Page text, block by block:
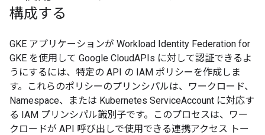
構成する
GKE アプリケーションが Workload Identity Federation for
GKE を使用して Google CloudAPIs に対して認証できるよ
うにするには、特定の API の IAM ポリシーを作成しま
す。これらのポリシーのプリンシパルは、ワークロード、
Namespace、または Kubernetes ServiceAccount に対応す
る IAM プリンシパル識別子です。
このプロセスは、ワー
クロードが API 呼び出しで使用できる連携アクセス トー